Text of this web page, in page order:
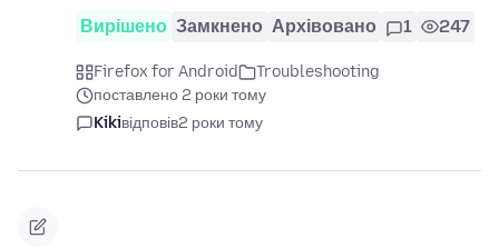
Вирішено Замкнено Архівовано 1 247
Firefox for Android
Troubleshooting
поставлено 2 роки тому
Kikiвідповів2 роки тому